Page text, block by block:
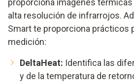
proporciona imágenes
alta resolución de infrarrojos.
Smart te proporciona prácticos
medición:
DeltaHeat: Identifica las
y de la temperatura de